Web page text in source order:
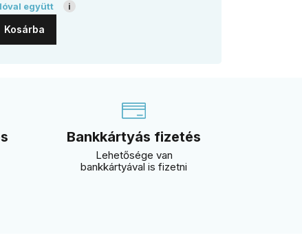
együtt i
Kosárba
Bankkártyás fizetés
Lehetősége van
bankkártyával is fizetni